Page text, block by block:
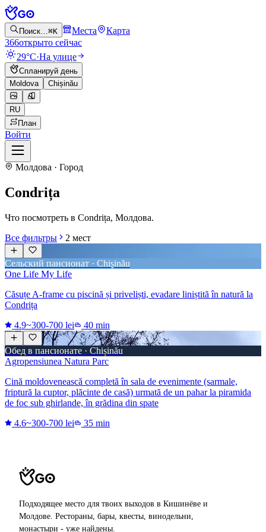
Поиск…⌘K Места
Карта
366открыто сейчас
29°C·На улице
Спланируй день
Moldova
Chișinău
RU
План
Войти
Молдова · Город
Condrița
Что посмотреть в Condrița, Молдова.
Все фильтры
2 мест
Сельский пансионат · Chișinău
One Life My Life
Căsuțe A-frame cu piscină și priveliști, evadare liniștită în natură la
Condrița
4.9~300-700 lei 40 min
Обед в пансионате · Chișinău
Agropensiunea Natura Parc
Cină moldovenească completă în sala de evenimente (sarmale,
friptură la cuptor, plăcinte de casă) urmată de un pahar la piramida
de foc sub ghirlande, în grădina din spate
4.6~300-700 lei 35 min
Подходящее место для твоих выходов в Кишинёве и
Молдове. Рестораны, бары, квесты, винодельни,
монастыри - уже найдены.